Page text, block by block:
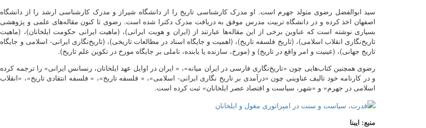
سید ابوالفضل رضوی متولد جهرم است. او مدرک کارشناسی تاریخ را از دانشگاه شیراز و مدرک کارشناسی ارشد را از دانشگاه
اصفهان اخذ کرده و در دانشگاه تربیت مدرس موفق به دریافت مدرک دکترا شده است. رضوی تا کنون مقاله‌های علمی و پژوهشی
بسیاری نوشته است که عناوین برخی از این مقاله‌ها عبارتند از (ایران و هویت ایرانی)، (ماهیت ایرانی حکومت ایلخانان)، (ماهیت
تاریخ‌نگاری انقلاب اسلامی)، (تاریخ فلسفه تاریخ)، (اهمیت و جایگاه اسناد در مطالعات تاریخی)، (تاریخ‌نگاری ایرانی- اسلامی و جایگاه
تاریخ جهانی)، (عینیت و امر واقع در تاریخ) و (مورخ، سازنده یا یابنده، تاملی بر جایگاه مورخ در تکوین علم تاریخ).
رضوی همچنین کتاب‌هایی چون «تاریخ‌نگاری فارسی در ایران میانه»، « ایران در اوایل عهد ایلخانان، رنسانس ایرانی» را ترجمه کرده
و در کارنامه خود تالیف عناوینی چون «درآمدی بر تاریخ نگاری ایرانی- اسلامی»، « فلسفه تاریخ»، « فلسفه انتقادی تاریخ»، «انقلاب
اسلامی در جهرم» و «شهر، سیاست و اقتصاد عصر ایلخانان» ثبت کرده است.
منبع: ایبنا